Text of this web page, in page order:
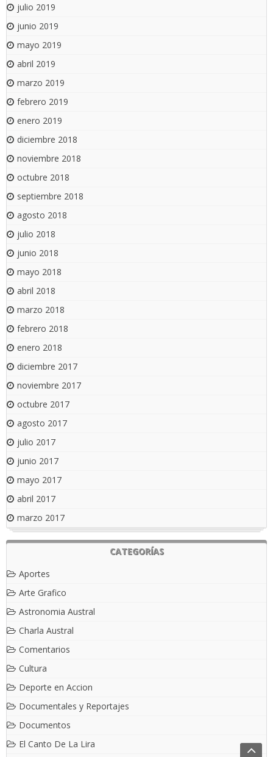
julio 2019
junio 2019
mayo 2019
abril 2019
marzo 2019
febrero 2019
enero 2019
diciembre 2018
noviembre 2018
octubre 2018
septiembre 2018
agosto 2018
julio 2018
junio 2018
mayo 2018
abril 2018
marzo 2018
febrero 2018
enero 2018
diciembre 2017
noviembre 2017
octubre 2017
agosto 2017
julio 2017
junio 2017
mayo 2017
abril 2017
marzo 2017
CATEGORÍAS
Aportes
Arte Grafico
Astronomia Austral
Charla Austral
Comentarios
Cultura
Deporte en Accion
Documentales y Reportajes
Documentos
El Canto De La Lira